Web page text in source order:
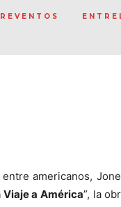
americanos,
Viaje a América”, la